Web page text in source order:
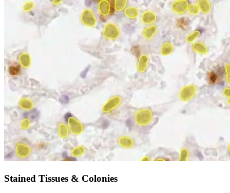
Stained Tissues & Colonies